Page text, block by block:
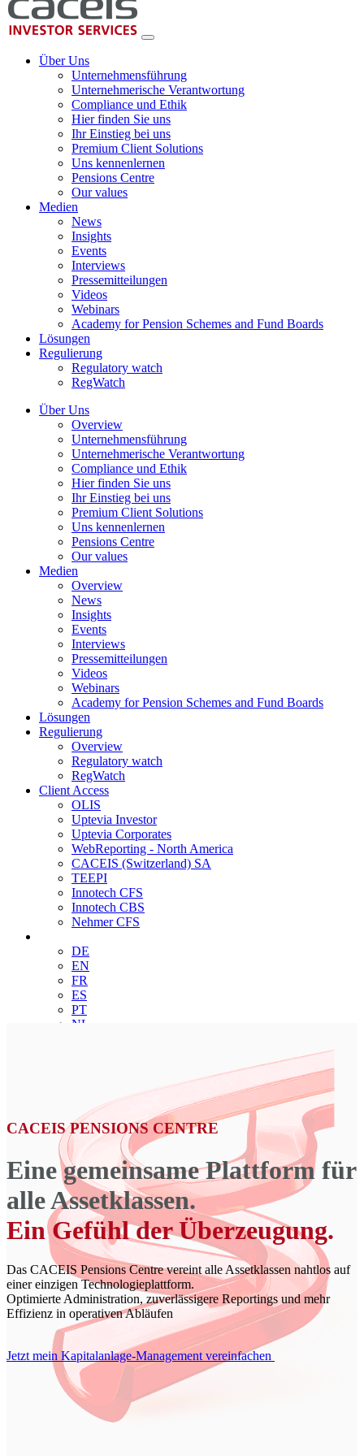
Über Uns
Unternehmensführung
Unternehmerische Verantwortung
Compliance und Ethik
Hier finden Sie uns
Ihr Einstieg bei uns
Premium Client Solutions
Uns kennenlernen
Pensions Centre
Our values
Medien
News
Insights
Events
Interviews
Pressemitteilungen
Videos
Webinars
Academy for Pension Schemes and Fund Boards
Lösungen
Regulierung
Regulatory watch
RegWatch
Über Uns
Overview
Unternehmensführung
Unternehmerische Verantwortung
Compliance und Ethik
Hier finden Sie uns
Ihr Einstieg bei uns
Premium Client Solutions
Uns kennenlernen
Pensions Centre
Our values
Medien
Overview
News
Insights
Events
Interviews
Pressemitteilungen
Videos
Webinars
Academy for Pension Schemes and Fund Boards
Lösungen
Regulierung
Overview
Regulatory watch
RegWatch
Client Access
OLIS
Uptevia Investor
Uptevia Corporates
WebReporting - North America
CACEIS (Switzerland) SA
TEEPI
Innotech CFS
Innotech CBS
Nehmer CFS
DE
EN
FR
ES
PT
NL
CACEIS PENSIONS CENTRE
Eine gemeinsame Plattform für
alle Assetklassen.
Ein Gefühl der Überzeugung.
Das CACEIS Pensions Centre vereint alle Assetklassen nahtlos auf
einer einzigen Technologieplattform.
Optimierte Administration, zuverlässigere Reportings und mehr
Effizienz in operativen Abläufen
Jetzt mein Kapitalanlage-Management vereinfachen